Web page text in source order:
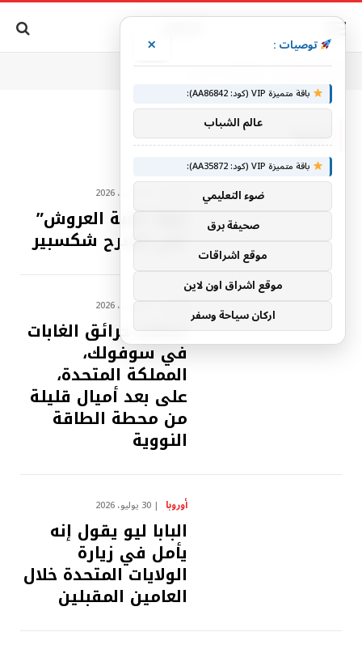
أنت الآن تتصفح: الرئيسية » أوروبا
أوروبا
إنها “لعبة العروش”
على مسرح شكسبير
اندلعت حرائق الغابات
في سوفولك،
المملكة المتحدة،
على بعد أميال قليلة
من محطة الطاقة
النووية
أوروبا 30 يوليو، 2026
البابا ليو يقول إنه
يأمل في زيارة
الولايات المتحدة خلال
العامين المقبلين
توصيات : ×
باقة متميزة VIP (كود: AA86842):
عالم الشباب
باقة متميزة VIP (كود: AA35872):
ضوء التعليمي
صحيفة برق
موقع اشراقات
موقع اشراق اون لاين
اركان سياحة وسفر